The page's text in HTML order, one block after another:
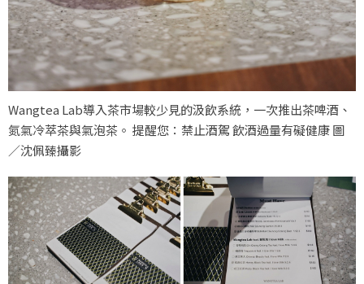
Wangtea Lab導入茶市場較少見的汲飲系統，一次推出茶啤酒、
氮氣冷萃茶與氣泡茶。 提醒您：禁止酒駕 飲酒過量有礙健康 圖
／沈佩臻攝影